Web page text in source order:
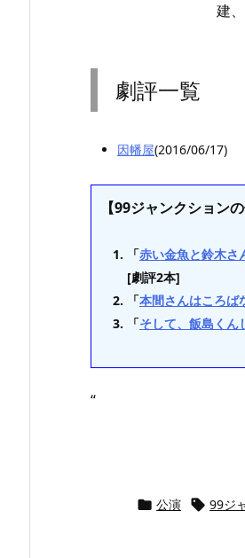
建
劇評一覧
因幡屋(2016/06/17)
【99ジャンクション
「赤い金魚と鈴木さ
[劇評2本]
「本間さんはころば
「そして、飯島くん
“
 公演  99ジ